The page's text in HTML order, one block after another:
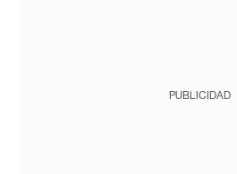
PUBLICIDAD